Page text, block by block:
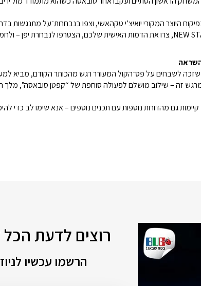
היוצר המקורי יואיצ’י טקהאשי, וצפו בנבחרות־על מתנגשות
זה – שילוב מושלם לפעולה סוחפת של “קפטן סובאסה”, מלך
גם מהדורות נוספות עם תכנים נוספים – אנא שימו לב כדי
רוצים לדעת הכל
הרשמו עכשיו